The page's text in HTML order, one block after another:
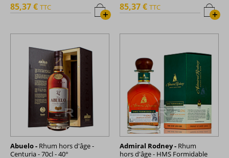
+
85,37 € TTC
+
85,37 € TTC
Abuelo - Rhum hors d'âge -
Centuria - 70cl - 40°
Admiral Rodney - Rhum
hors d'âge - HMS Formidable